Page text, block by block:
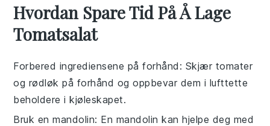
Hvordan Spare Tid På Å Lage
Tomatsalat
Forbered ingrediensene på forhånd : Skjær tomater
og rødløk på forhånd og oppbevar dem i lufttette
beholdere i kjøleskapet.
Bruk en mandolin: En mandolin kan hjelpe deg med